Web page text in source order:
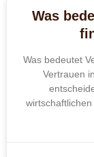
Was
Was bedeutet
Vertrauen